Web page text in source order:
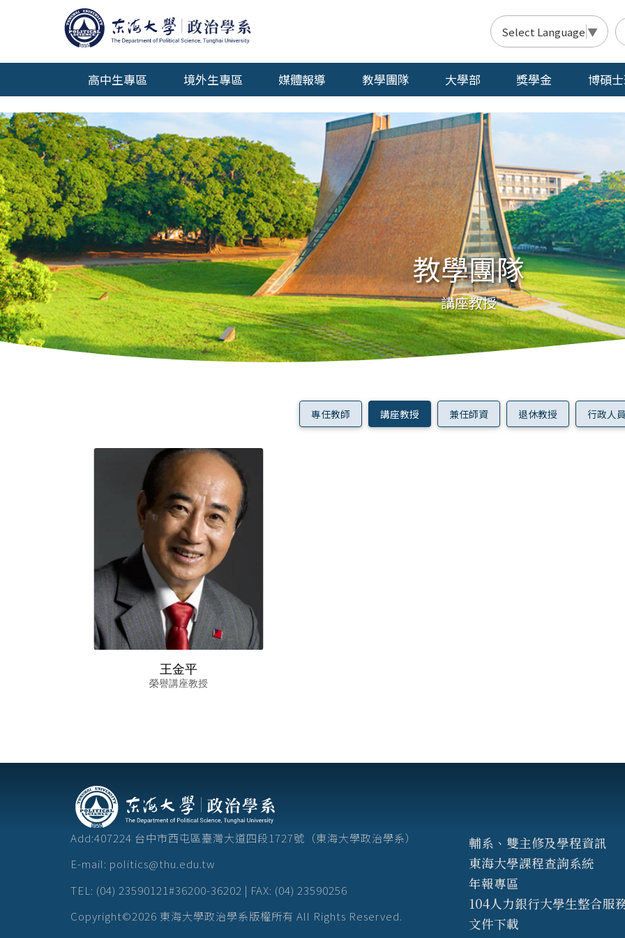
Select Language ▼
高中生專區 境外生專區 媒體報導 教學團隊 大學部 獎學金 博碩
交通位置
系友情報
傑出系友
年報專區
測試用
教學團隊
講座教授
專任教師 講座教授 兼任師資 退休教授 行政人
王金平
榮譽講座教授
輔系、雙主修及學程資訊
東海大學課程查詢系統
年報專區
104人力銀行大學生整合服
文件下載
Add:407224 台中市西屯區臺灣大道四段1727號（東海大學政治學系）
E-mail: politics@thu.edu.tw
TEL: (04) 23590121#36200-36202 | FAX: (04) 23590256
Copyright©2026 東海大學政治學系版權所有 All Rights Reserved.